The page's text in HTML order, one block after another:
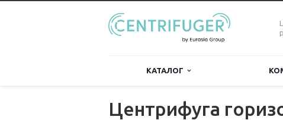
КАТАЛОГ
Центрифуга